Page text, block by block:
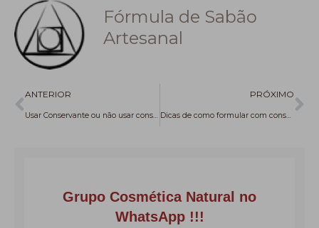
Fórmula de Sabão
Artesanal
Anterior
ANTERIOR
Usar Conservante ou não usar conservante – eis a questão
PRÓXIMO
Dicas de como formular com conservantes que funcionam